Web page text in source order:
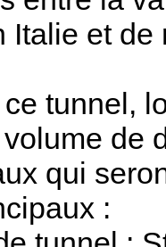
Italie et
tunnel,
volume
qui
: